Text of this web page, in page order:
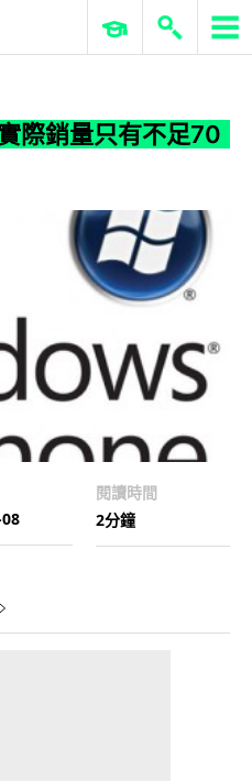
實際銷量只有不足70萬？
ERP 與商業 AI
際銷量只有不足70
閱讀時間
2分鐘